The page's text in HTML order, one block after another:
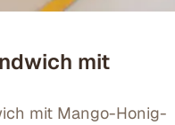
mit
mit Mango-Honig-